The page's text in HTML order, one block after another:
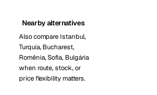
Nearby alternatives
Also compare Istanbul,
Turquia, Bucharest,
Romênia, Sofia, Bulgária
when route, stock, or
price flexibility matters.